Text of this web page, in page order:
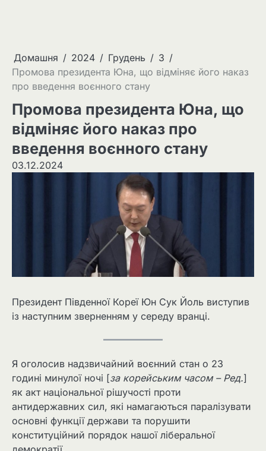
Домашня 2024 Грудень
3
Промова президента Юна, що відміняє його наказ
про введення воєнного стану
Промова президента Юна, що
відміняє його наказ про
введення воєнного стану
03.12.2024
Президент Південної Кореї Юн Сук Йоль виступив
із наступним зверненням у середу вранці.
Я оголосив надзвичайний воєнний стан о 23
годині минулої ночі [за корейським часом – Ред.]
як акт національної рішучості проти
антидержавних сил, які намагаються паралізувати
основні функції держави та порушити
конституційний порядок нашої ліберальної